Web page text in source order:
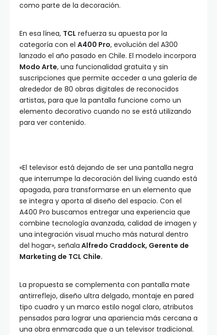
como parte de la decoración.
En esa línea, TCL refuerza su apuesta por la
categoría con el A400 Pro, evolución del A300
lanzado el año pasado en Chile. El modelo incorpora
Modo Arte, una funcionalidad gratuita y sin
suscripciones que permite acceder a una galería de
alrededor de 80 obras digitales de reconocidos
artistas, para que la pantalla funcione como un
elemento decorativo cuando no se está utilizando
para ver contenido.
«El televisor está dejando de ser una pantalla negra
que interrumpe la decoración del living cuando está
apagada, para transformarse en un elemento que
se integra y aporta al diseño del espacio. Con el
A400 Pro buscamos entregar una experiencia que
combine tecnología avanzada, calidad de imagen y
una integración visual mucho más natural dentro
del hogar», señala Alfredo Craddock, Gerente de
Marketing de TCL Chile.
La propuesta se complementa con pantalla mate
antirreflejo, diseño ultra delgado, montaje en pared
tipo cuadro y un marco estilo nogal claro, atributos
pensados para lograr una apariencia más cercana a
una obra enmarcada que a un televisor tradicional.